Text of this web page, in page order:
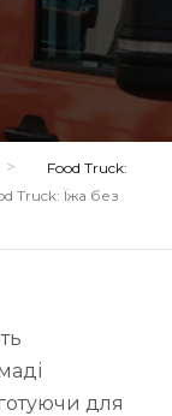
>
Food Truck:
Truck: Їжа без
для